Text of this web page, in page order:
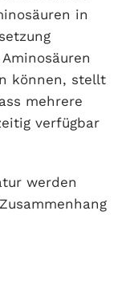
in
können, stellt
mehrere
verfügbar
werden